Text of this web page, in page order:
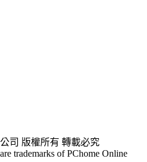
司 版權所有 轉載必究
trademarks of PChome Online